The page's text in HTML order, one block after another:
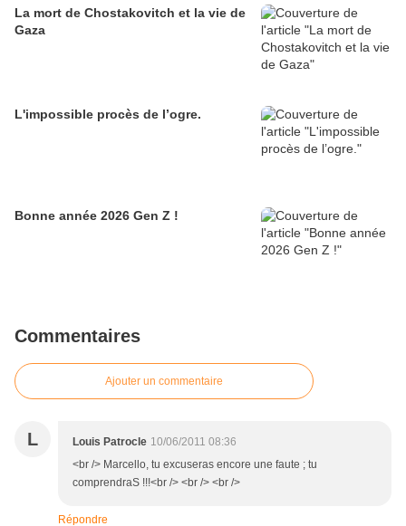
La mort de Chostakovitch et la vie de
Gaza
L'impossible procès de l’ogre.
Bonne année 2026 Gen Z !
Commentaires
Ajouter un commentaire
L Louis Patrocle 10/06/2011 08:36
<br /> Marcello, tu excuseras encore une faute ; tu
comprendraS !!!<br /> <br /> <br />
Répondre